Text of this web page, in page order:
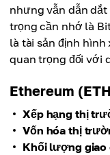
nhưng vẫn dẫn
trọng cần nhớ là
là tài sản định
quan trọng đối với
Ethereum
Xếp hạng thị
Vốn hóa thị
Khối lượng giao